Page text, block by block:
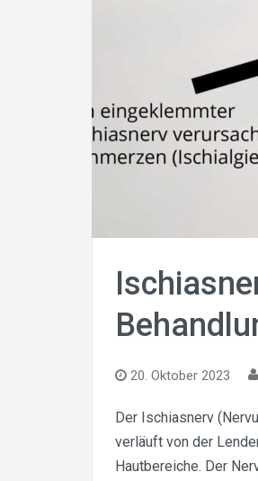
20. Oktober 2023
Der Ischiasnerv
verläuft von der
Hautbereiche. Der